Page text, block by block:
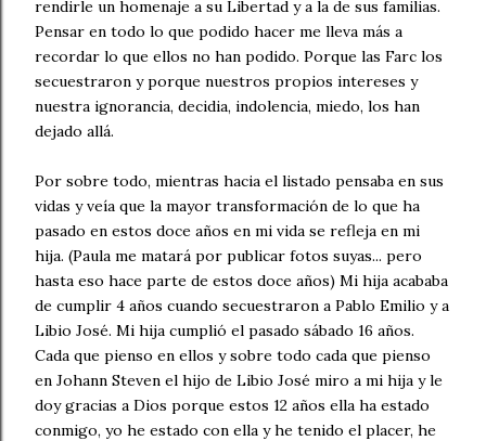
rendirle un homenaje a su Libertad y a la de sus familias.
Pensar en todo lo que podido hacer me lleva más a
recordar lo que ellos no han podido. Porque las Farc los
secuestraron y porque nuestros propios intereses y
nuestra ignorancia, decidia, indolencia, miedo, los han
dejado allá.
Por sobre todo, mientras hacia el listado pensaba en sus
vidas y veía que la mayor transformación de lo que ha
pasado en estos doce años en mi vida se refleja en mi
hija. (Paula me matará por publicar fotos suyas... pero
hasta eso hace parte de estos doce años) Mi hija acababa
de cumplir 4 años cuando secuestraron a Pablo Emilio y a
Libio José. Mi hija cumplió el pasado sábado 16 años.
Cada que pienso en ellos y sobre todo cada que pienso
en Johann Steven el hijo de Libio José miro a mi hija y le
doy gracias a Dios porque estos 12 años ella ha estado
conmigo, yo he estado con ella y he tenido el placer, he